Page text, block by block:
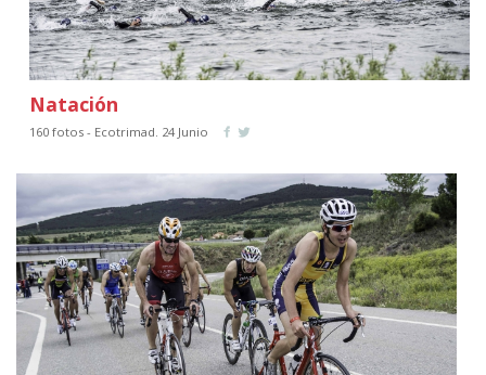
Natación
160 fotos - Ecotrimad. 24 Junio